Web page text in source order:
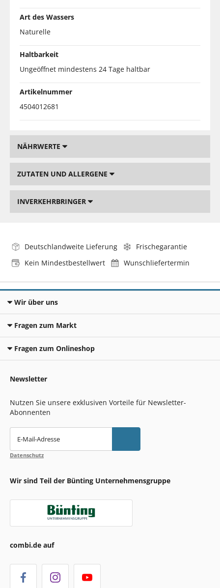
Art des Wassers
Naturelle
Haltbarkeit
Ungeöffnet mindestens 24 Tage haltbar
Artikelnummer
4504012681
NÄHRWERTE
ZUTATEN UND ALLERGENE
INVERKEHRBRINGER
Deutschlandweite Lieferung
Frischegarantie
Kein Mindestbestellwert
Wunschliefertermin
Wir über uns
Fragen zum Markt
Fragen zum Onlineshop
Newsletter
Nutzen Sie unsere exklusiven Vorteile für Newsletter-
Abonnenten
E-Mail-Adresse
Datenschutz
Wir sind Teil der Bünting Unternehmensgruppe
combi.de auf